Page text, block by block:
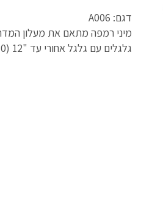
דגם: A006
גלגלים עם גלגל אחורי עד "12 (30 ס"מ)